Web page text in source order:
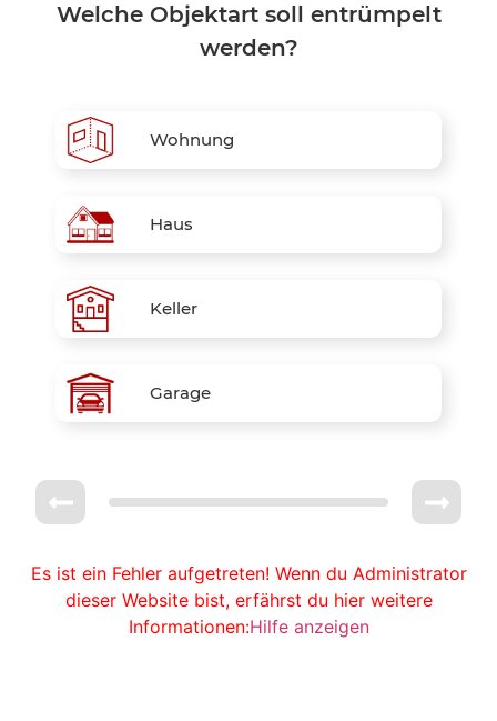
Welche Objektart soll entrümpelt
werden?
Wohnung
Haus
Keller
Garage
Es ist ein Fehler aufgetreten! Wenn du Administrator
dieser Website bist, erfährst du hier weitere
Informationen:Hilfe anzeigen